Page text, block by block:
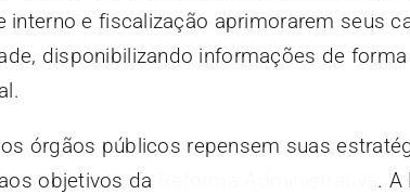
e fiscalização aprimorarem seus
disponibilizando informações de
órgãos públicos repensem suas
objetivos da
. A